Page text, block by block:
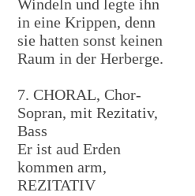
Windeln und legte ihn
in eine Krippen, denn
sie hatten sonst keinen
Raum in der Herberge.
7. CHORAL, Chor-
Sopran, mit Rezitativ,
Bass
Er ist aud Erden
kommen arm,
REZITATIV